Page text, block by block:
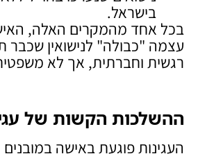
בישראל.
בכל אחד מהמקרים האלה,
עצמה "כבולה" לנישואין שכבר
רגשית וחברתית, אך לא
ההשלכות הקשות של
העגינות פוגעת באישה במובנים